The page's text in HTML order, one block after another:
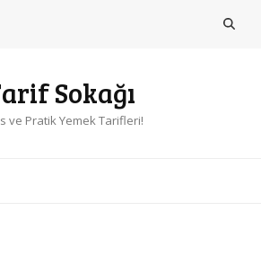
Sokağı
ve Pratik Yemek Tarifleri!